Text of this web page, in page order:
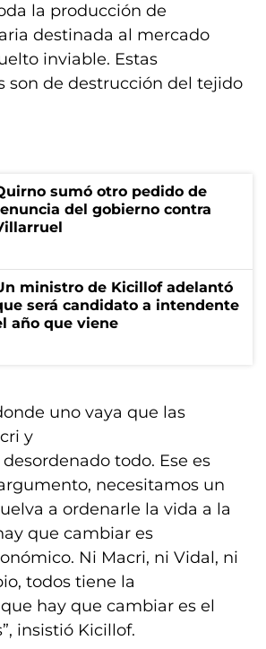
la producción de
destinada al mercado
inviable. Estas
son de destrucción del tejido
sumó otro pedido de
del gobierno contra
ministro de Kicillof adelantó
será candidato a intendente
año que viene
uno vaya que las
y
todo. Ese es
necesitamos un
a ordenarle la vida a la
que cambiar es
Ni Macri, ni Vidal, ni
todos tiene la
hay que cambiar es el
insistió Kicillof.